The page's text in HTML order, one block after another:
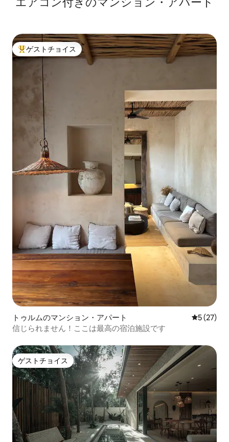
大好評のゲストチョイスです。
ゲストチョイス
トゥルムのマンション・アパート レビュー
5 (27)
信じられません！ここは最高の宿泊施設です
ゲストチョイス
ゲストチョイス